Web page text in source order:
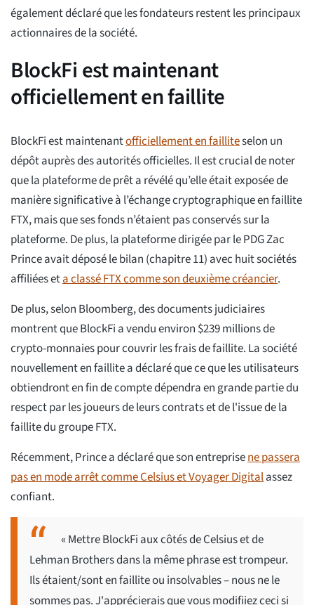
également déclaré que les fondateurs restent les principaux
actionnaires de la société.
BlockFi est maintenant
officiellement en faillite
BlockFi est maintenantofficiellement en failliteselon un
dépôt auprès des autorités officielles. Il est crucial de noter
que la plateforme de prêt a révélé qu’elle était exposée de
manière significative à l’échange cryptographique en faillite
FTX, mais que ses fonds n’étaient pas conservés sur la
plateforme. De plus, la plateforme dirigée par le PDG Zac
Prince avait déposé le bilan (chapitre 11) avec huit sociétés
affiliées eta classé FTX comme son deuxième créancier.
De plus, selon Bloomberg, des documents judiciaires
montrent que BlockFi a vendu environ $239 millions de
crypto-monnaies pour couvrir les frais de faillite. La société
nouvellement en faillite a déclaré que ce que les utilisateurs
obtiendront en fin de compte dépendra en grande partie du
respect par les joueurs de leurs contrats et de l'issue de la
faillite du groupe FTX.
Récemment, Prince a déclaré que son entreprisene passera
pas en mode arrêt comme Celsius et Voyager Digitalassez
confiant.
« Mettre BlockFi aux côtés de Celsius et de
Lehman Brothers dans la même phrase est trompeur.
Ils étaient/sont en faillite ou insolvables – nous ne le
sommes pas. J'apprécierais que vous modifiiez ceci si